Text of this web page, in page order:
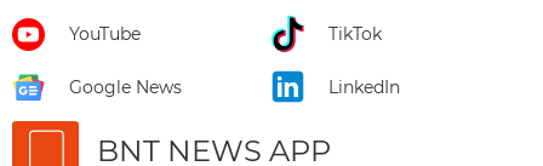
YouTube TikTok
Google News LinkedIn
BNT NEWS APP